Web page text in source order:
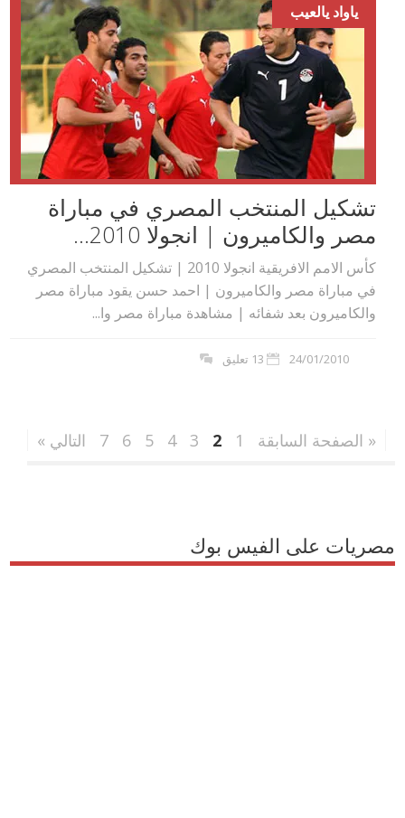
ياواد يالعيب
تشكيل المنتخب المصري في مباراة
مصر والكاميرون | انجولا 2010...
كأس الامم الافريقية انجولا 2010 | تشكيل المنتخب المصري
في مباراة مصر والكاميرون | احمد حسن يقود مباراة مصر
والكاميرون بعد شفائه | مشاهدة مباراة مصر وا...
24/01/2010 13 تعليق
« الصفحة السابقة 1
2
3
4
5
6
7 التالي »
مصريات على الفيس بوك